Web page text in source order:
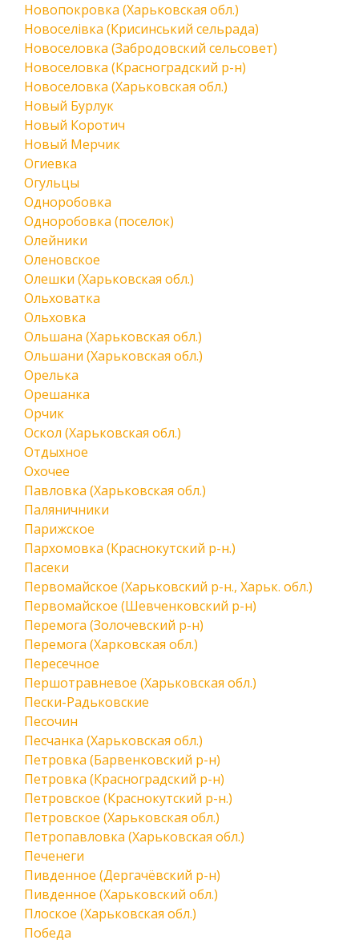
Новопокровка (Харьковская обл.)
Новоселівка (Крисинський сельрада)
Новоселовка (Забродовский сельсовет)
Новоселовка (Красноградский р-н)
Новоселовка (Харьковская обл.)
Новый Бурлук
Новый Коротич
Новый Мерчик
Огиевка
Огульцы
Одноробовка
Одноробовка (поселок)
Олейники
Оленовское
Олешки (Харьковская обл.)
Ольховатка
Ольховка
Ольшана (Харьковская обл.)
Ольшани (Харьковская обл.)
Орелька
Орешанка
Орчик
Оскол (Харьковская обл.)
Отдыхное
Охочее
Павловка (Харьковская обл.)
Паляничники
Парижское
Пархомовка (Краснокутский р-н.)
Пасеки
Первомайское (Харьковский р-н., Харьк. обл.)
Первомайское (Шевченковский р-н)
Перемога (Золочевский р-н)
Перемога (Харковская обл.)
Пересечное
Першотравневое (Харьковская обл.)
Пески-Радьковские
Песочин
Песчанка (Харьковская обл.)
Петровка (Барвенковский р-н)
Петровка (Красноградский р-н)
Петровское (Краснокутский р-н.)
Петровское (Харьковская обл.)
Петропавловка (Харьковская обл.)
Печенеги
Пивденное (Дергачёвский р-н)
Пивденное (Харьковский обл.)
Плоское (Харьковская обл.)
Победа